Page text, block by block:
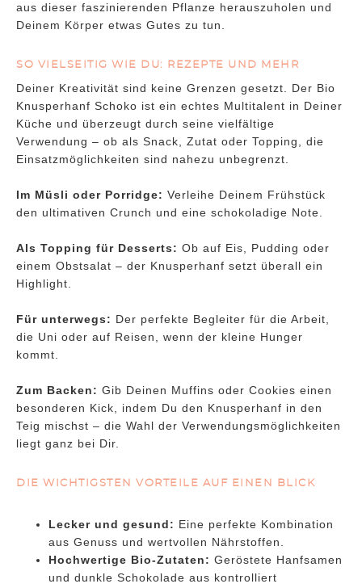
aus dieser faszinierenden Pflanze herauszuholen und
Deinem Körper etwas Gutes zu tun.
SO VIELSEITIG WIE DU: REZEPTE UND MEHR
Deiner Kreativität sind keine Grenzen gesetzt. Der Bio
Knusperhanf Schoko ist ein echtes Multitalent in Deiner
Küche und überzeugt durch seine vielfältige
Verwendung – ob als Snack, Zutat oder Topping, die
Einsatzmöglichkeiten sind nahezu unbegrenzt.
Im Müsli oder Porridge: Verleihe Deinem Frühstück
den ultimativen Crunch und eine schokoladige Note.
Als Topping für Desserts: Ob auf Eis, Pudding oder
einem Obstsalat – der Knusperhanf setzt überall ein
Highlight.
Für unterwegs: Der perfekte Begleiter für die Arbeit,
die Uni oder auf Reisen, wenn der kleine Hunger
kommt.
Zum Backen: Gib Deinen Muffins oder Cookies einen
besonderen Kick, indem Du den Knusperhanf in den
Teig mischst – die Wahl der Verwendungsmöglichkeiten
liegt ganz bei Dir.
DIE WICHTIGSTEN VORTEILE AUF EINEN BLICK
Lecker und gesund: Eine perfekte Kombination
aus Genuss und wertvollen Nährstoffen.
Hochwertige Bio-Zutaten: Geröstete Hanfsamen
und dunkle Schokolade aus kontrolliert